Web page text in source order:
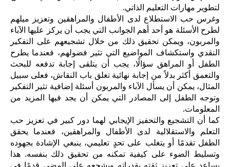
لتطوير مهارات التعليم الذاتي.
وغرس حب الاستطلاع لدى الأطفال والمراهقين وتعزيز ميلهم
لطرح الأسئلة هو أحد أهم الجوانب التي يجب أن يركز عليها الآباء
والمربون، ويمكن تحقيق ذلك من خلال تشجيعهم على التفكير
النقدي واستكشاف المواضيع التي تثير فضولهم، فعندما يطرح
الطفل أو المراهق سؤالًا، يجب أن يتلقى إجابة تدفعه للبحث
والتعمق أكثر بدلاً من إجابة نهائية تغلق باب النقاش، فعلى سبيل
المثال، يمكن أن يسأل الآباء والمربون أسئلة إضافية تثير التفكير
وتوجه الطفل إلى المصادر التي يمكن أن يجد فيها المزيد من
المعلومات.
كما أن التشجيع والتحفيز الإيجابي لهما دور كبير في تعزيز حب
التعلم والاستقلالية لدى الأطفال والمراهقين، فعندما يحقق
الطفل تقدمًا أو يتغلب على تحدٍ تعليمي، ينبغي الإشادة بجهوده
وتسليط الضوء على كيفية تمكنه من تحقيق ذلك بنفسه. هذا
يساعد على تعزيز ثقته بقدراته ويشجعه على المضي قدمًا في